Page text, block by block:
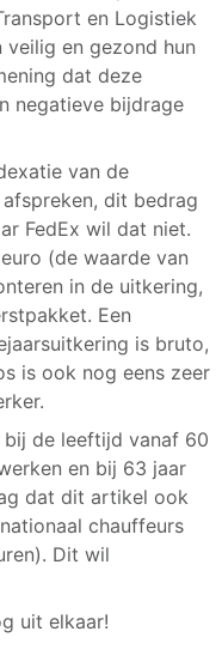
en Logistiek
en gezond hun
dat deze
negatieve bijdrage
van de
dit bedrag
FedEx wil dat niet.
(de waarde van
in de uitkering,
Een
is bruto,
is ook nog eens zeer
de leeftijd vanaf 60
en bij 63 jaar
dat dit artikel ook
chauffeurs
Dit wil
uit elkaar!